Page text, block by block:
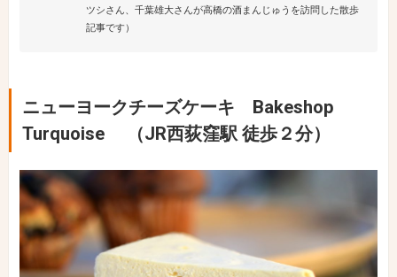
ツシさん、千葉雄大さんが高橋の酒まんじゅうを訪問した散歩
記事です）
ニューヨークチーズケーキ Bakeshop
Turquoise （JR西荻窪駅 徒歩２分）